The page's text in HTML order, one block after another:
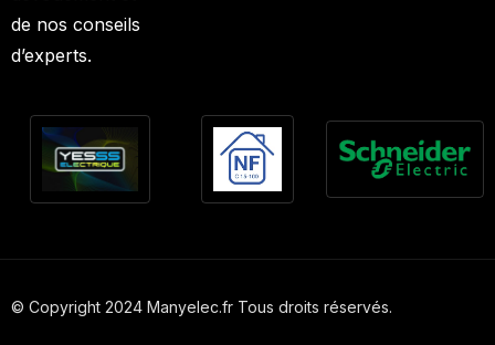
de nos conseils
d’experts.
© Copyright 2024 Manyelec.fr Tous droits réservés.